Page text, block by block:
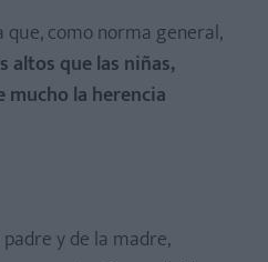
como norma general,
altos que las niñas,
la herencia
y de la madre,